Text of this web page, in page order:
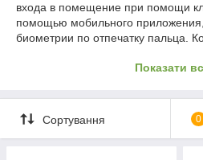
входа в помещение при помощи
помощью мобильного
биометрии по отпечатку пальца.
координирует работу всех
контроллер (локальный)
прохода, обладает собственной
принятия решения. Сетевой
Показати
Сортування 0